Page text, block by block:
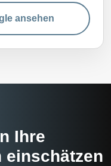
ansehen
Ihre
einschätzen